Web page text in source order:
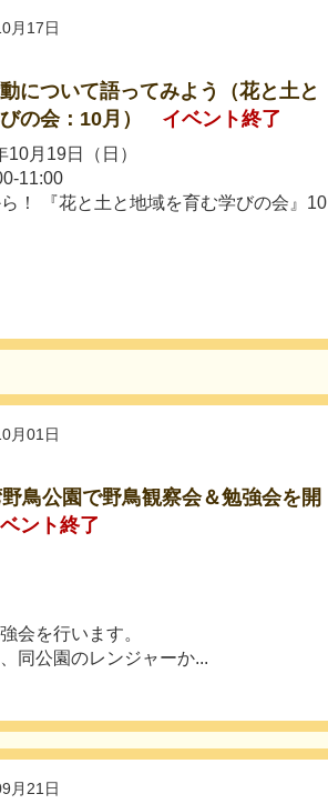
月17日
について語ってみよう（花と土と
の会：10月）
イベント終了
月19日（日）
11:00
！ 『花と土と地域を育む学びの会』10
月01日
鳥公園で野鳥観察会＆勉強会を開
ント終了
会を行います。
同公園のレンジャーか...
月21日